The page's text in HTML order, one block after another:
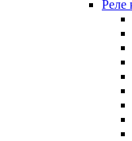
Реле